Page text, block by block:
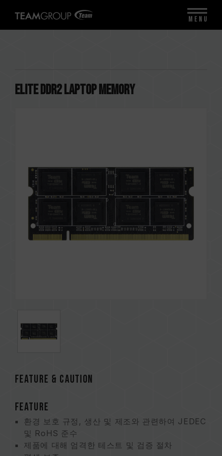
ELITE DDR2 LAPTOP MEMORY
FEATURE & CAUTION
FEATURE
환경 보호 규정, 생산 및 제조와 관련하여 JEDEC
및 RoHS 준수
제품에 대해 엄격한 테스트 및 검증 절차
MENU